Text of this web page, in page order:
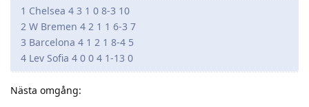
1 Chelsea 4 3 1 0 8-3 10
2 W Bremen 4 2 1 1 6-3 7
3 Barcelona 4 1 2 1 8-4 5
4 Lev Sofia 4 0 0 4 1-13 0
Nästa omgång: